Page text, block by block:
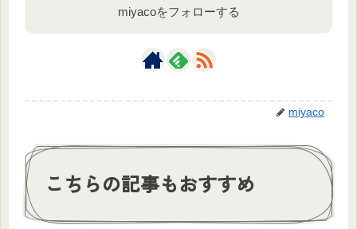
miyacoをフォローする
miyaco
こちらの記事もおすすめ